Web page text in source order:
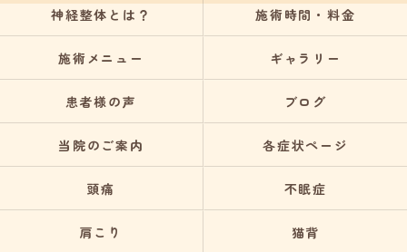
神経整体とは？ 施術時間・料金
施術メニュー ギャラリー
患者様の声 ブログ
当院のご案内 各症状ページ
頭痛 不眠症
肩こり 猫背